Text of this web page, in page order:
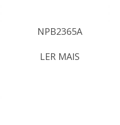
NPB2365A
LER MAIS